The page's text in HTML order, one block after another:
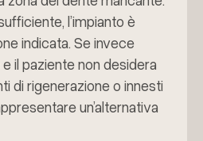
l’impianto è
indicata. Se invece
il paziente non desidera
di rigenerazione o innesti
un’alternativa